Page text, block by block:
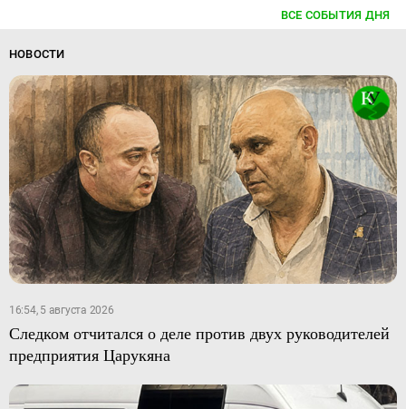
ВСЕ СОБЫТИЯ ДНЯ
НОВОСТИ
16:54, 5 августа 2026
Следком отчитался о деле против двух руководителей
предприятия Царукяна